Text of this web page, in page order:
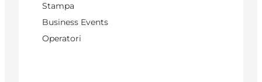
Stampa
Business Events
Operatori